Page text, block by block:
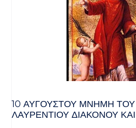
10 ΑΥΓΟΥΣΤΟΥ ΜΝΗΜΗ ΤΟΥ
ΛΑΥΡΕΝΤΙΟΥ ΔΙΑΚΟΝΟΥ